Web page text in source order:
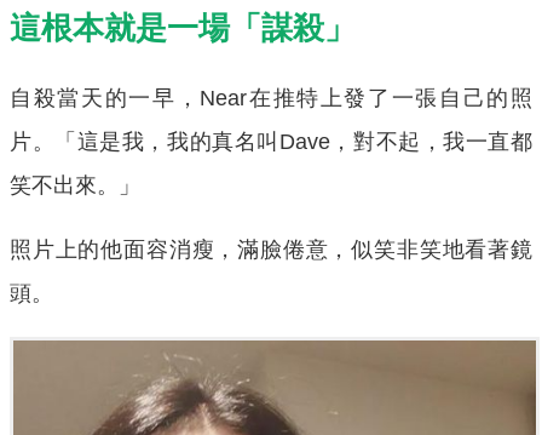
這根本就是一場「謀殺」
自殺當天的一早，Near在推特上發了一張自己的照
片。「這是我，我的真名叫Dave，對不起，我一直都
笑不出來。」
照片上的他面容消瘦，滿臉倦意，似笑非笑地看著鏡
頭。